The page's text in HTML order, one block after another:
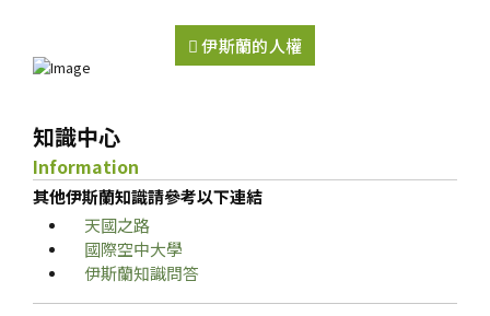
伊斯蘭的人權
知識中心
Information
其他伊斯蘭知識請參考以下連結
天國之路
國際空中大學
伊斯蘭知識問答